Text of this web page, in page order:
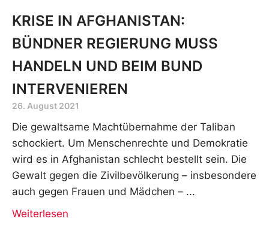
KRISE IN AFGHANISTAN:
BÜNDNER REGIERUNG MUSS
HANDELN UND BEIM BUND
INTERVENIEREN
26. August 2021
Die gewaltsame Machtübernahme der Taliban
schockiert. Um Menschenrechte und Demokratie
wird es in Afghanistan schlecht bestellt sein. Die
Gewalt gegen die Zivilbevölkerung – insbesondere
auch gegen Frauen und Mädchen –
Weiterlesen